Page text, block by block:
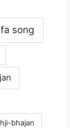
song
bhajan